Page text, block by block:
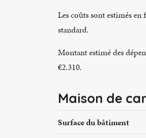
Les coûts sont estimés
standard.
Montant estimé des
€2.310.
Maison de
Surface du bâtiment